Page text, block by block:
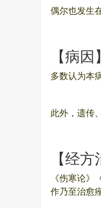
偶尔也发生
【病因】
多数认为本
此外，遗传
【经
《伤寒论
作乃至治愈